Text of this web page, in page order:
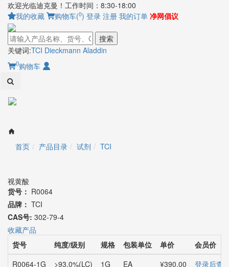
欢迎光临迪克曼！工作时间：8:30-18:00
我的收藏
购物车(0) 登录 注册 我的订单 净网倡议
搜索
关键词:TCI Dieckmann Aladdin
0购物车
首页 产品目录 试剂 TCI
视黄酸
货号： R0064
品牌： TCI
CAS号: 302-79-4
收藏产品
货号
纯度/级别 规格 包装单位 单价
会员价
R0064-1G
>93.0%(LC) 1G EA ¥390.00 登录后查